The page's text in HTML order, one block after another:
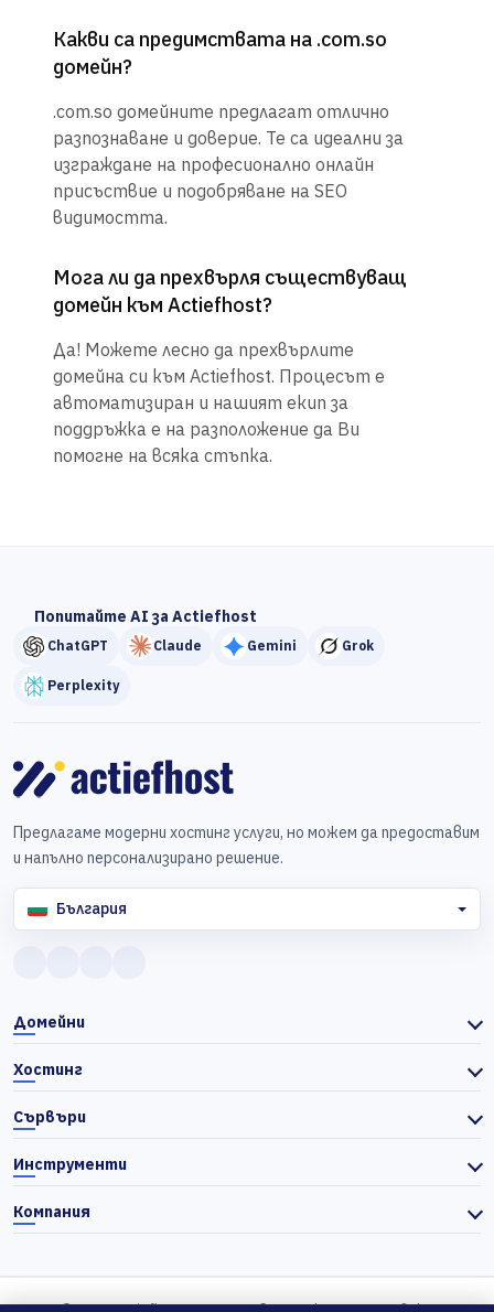
Какви са предимствата на .com.so
домейн?
.com.so домейните предлагат отлично
разпознаване и доверие. Те са идеални за
изграждане на професионално онлайн
присъствие и подобряване на SEO
видимостта.
Мога ли да прехвърля съществуващ
домейн към Actiefhost?
Да! Можете лесно да прехвърлите
домейна си към Actiefhost. Процесът е
автоматизиран и нашият екип за
поддръжка е на разположение да Ви
помогне на всяка стъпка.
Попитайте AI за Actiefhost
ChatGPT Claude Gemini Grok
Perplexity
Предлагаме модерни хостинг услуги, но можем да предоставим
и напълно персонализирано решение.
България
Домейни
Хостинг
Сървъри
Инструменти
Компания